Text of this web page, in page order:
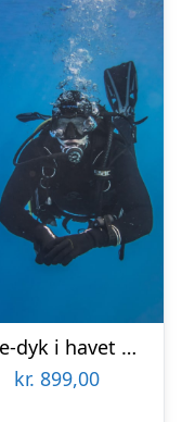
Prøve-dyk i havet med Dykker-butikken
kr. 899,00